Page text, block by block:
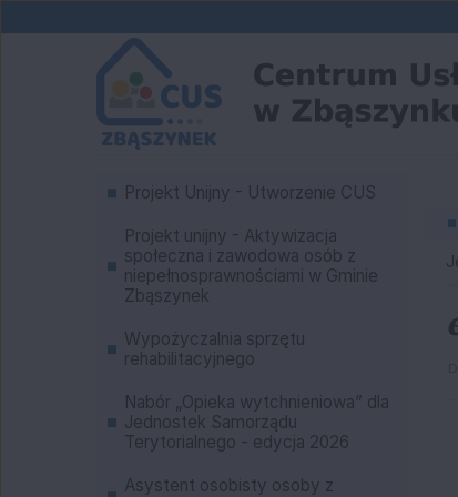
Menu
Projekt Unijny - Utworzenie CUS
Projekt unijny - Aktywizacja
społeczna i zawodowa osób z
niepełnosprawnościami w Gminie
Zbąszynek
Wypożyczalnia sprzętu
rehabilitacyjnego
Nabór „Opieka wytchnieniowa” dla
Jednostek Samorządu
Terytorialnego - edycja 2026
Asystent osobisty osoby z